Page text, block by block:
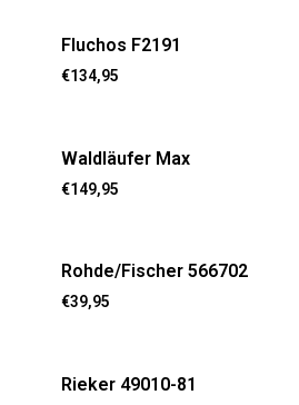
Fluchos F2191
€134,95
Waldläufer Max
€149,95
Rohde/Fischer 566702
€39,95
Rieker 49010-81